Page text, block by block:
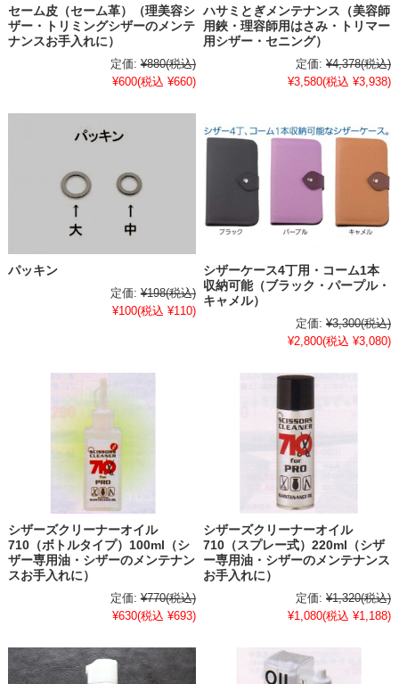
セーム皮（セーム革）（理美容シ
ザー・トリミングシザーのメンテ
ナンスお手入れに）
定価: ¥880(税込)
¥600(税込 ¥660)
ハサミとぎメンテナンス（美容師
用鋏・理容師用はさみ・トリマー
用シザー・セニング）
定価: ¥4,378(税込)
¥3,580(税込 ¥3,938)
パッキン
定価: ¥198(税込)
¥100(税込 ¥110)
シザーケース4丁用・コーム1本
収納可能（ブラック・パープル・
キャメル）
定価: ¥3,300(税込)
¥2,800(税込 ¥3,080)
シザーズクリーナーオイル
710（ボトルタイプ）100ml（シ
ザー専用油・シザーのメンテナン
スお手入れに）
定価: ¥770(税込)
¥630(税込 ¥693)
シザーズクリーナーオイル
710（スプレー式）220ml（シザ
ー専用油・シザーのメンテナンス
お手入れに）
定価: ¥1,320(税込)
¥1,080(税込 ¥1,188)